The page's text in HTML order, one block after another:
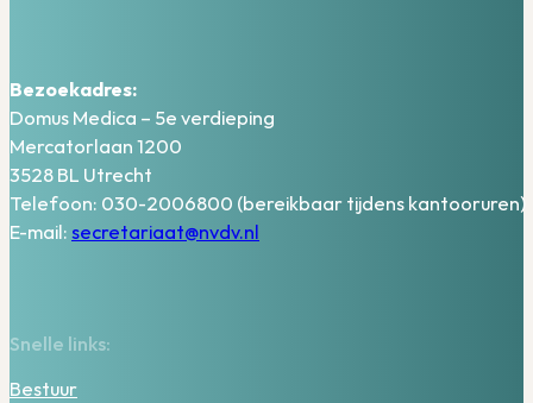
Bezoekadres:
Domus Medica – 5e verdieping
Mercatorlaan 1200
3528 BL Utrecht
Telefoon: 030-2006800 (bereikbaar tijdens kantooruren)
E-mail: secretariaat@nvdv.nl
Snelle links:
Bestuur